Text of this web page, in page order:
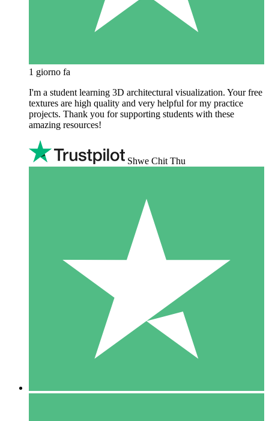
1 giorno fa
I'm a student learning 3D architectural visualization. Your free
textures are high quality and very helpful for my practice
projects. Thank you for supporting students with these
amazing resources!
Shwe Chit Thu